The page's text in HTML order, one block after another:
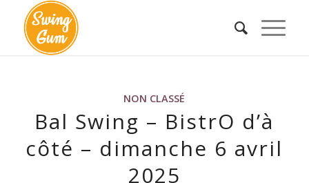
NON CLASSÉ
Bal Swing – BistrO d’à
côté – dimanche 6 avril
2025